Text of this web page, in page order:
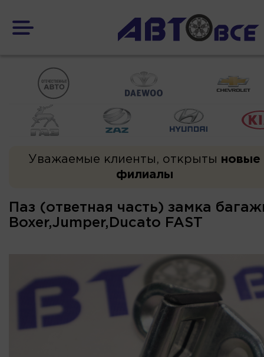
Уважаемые клиенты, открыты новые
филиалы
Паз (ответная часть) замка
Boxer,Jumper,Ducato FAST